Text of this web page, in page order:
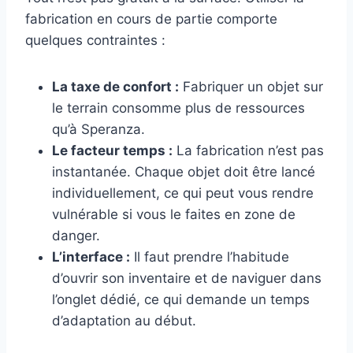
fabrication en cours de partie comporte
quelques contraintes :
La taxe de confort : Fabriquer un objet sur
le terrain consomme plus de ressources
qu’à Speranza.
Le facteur temps : La fabrication n’est pas
instantanée. Chaque objet doit être lancé
individuellement, ce qui peut vous rendre
vulnérable si vous le faites en zone de
danger.
L’interface : Il faut prendre l’habitude
d’ouvrir son inventaire et de naviguer dans
l’onglet dédié, ce qui demande un temps
d’adaptation au début.